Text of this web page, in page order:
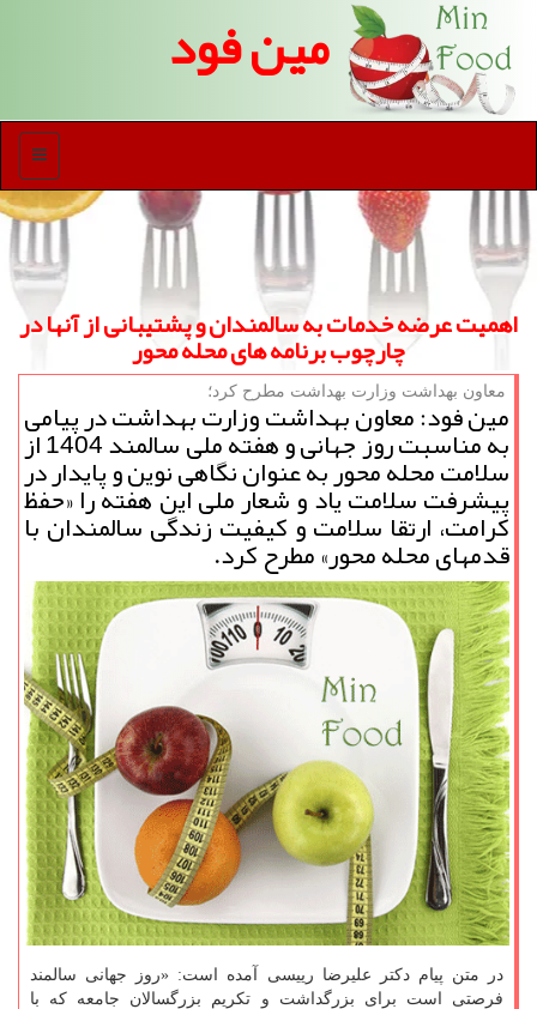
مین فود
منو
اهمیت عرضه خدمات به سالمندان و پشتیبانی از آنها در
چارچوب برنامه های محله محور
معاون بهداشت وزارت بهداشت مطرح كرد؛
مین فود: معاون بهداشت وزارت بهداشت در پیامی
به مناسبت روز جهانی و هفته ملی سالمند 1404 از
سلامت محله محور به عنوان نگاهی نوین و پایدار در
پیشرفت سلامت یاد و شعار ملی این هفته را «حفظ
کرامت، ارتقا سلامت و کیفیت زندگی سالمندان با
قدمهای محله محور» مطرح کرد.
در متن پیام دکتر علیرضا رییسی آمده است: «روز جهانی سالمند
فرصتی است برای بزرگداشت و تکریم بزرگسالان جامعه که با